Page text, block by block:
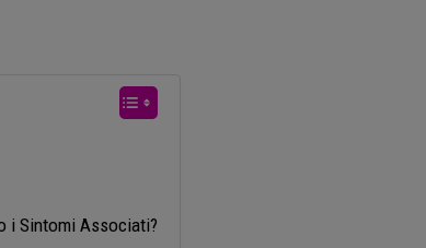
i Sintomi Associati?